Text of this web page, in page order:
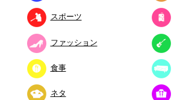
スポーツ
ファッション
食事
ネタ